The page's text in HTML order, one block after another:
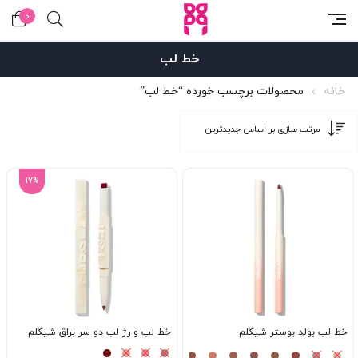
0
خط لب
خانه محصولات برچسب خورده “خط لب”
خط لب بولد بوستر شیگلم
17%
خط لب و رژ لب دو سر براق شیگلم